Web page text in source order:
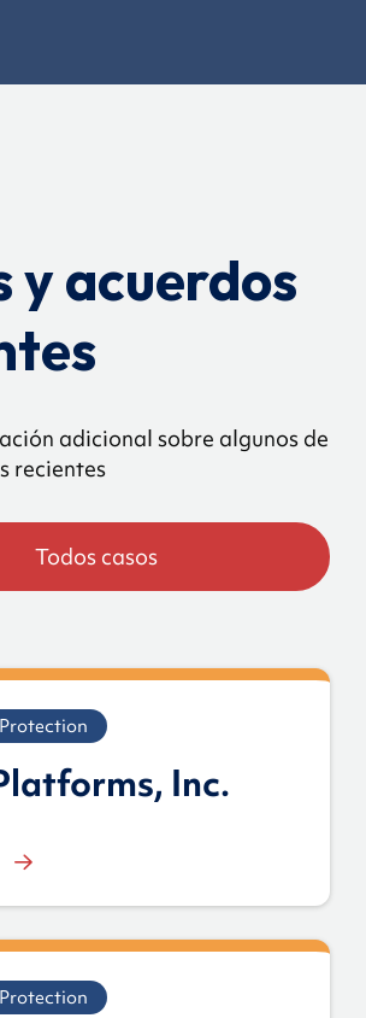
y acuerdos
adicional sobre algunos de
recientes
Todos casos
Inc.